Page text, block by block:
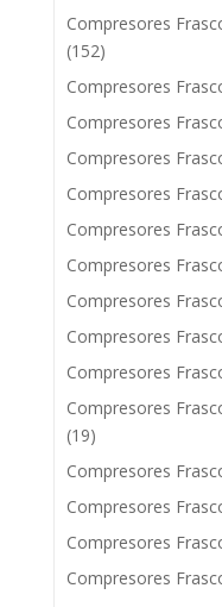
Compresores
(152)
Compresores
Compresores
Compresores
Compresores
Compresores
Compresores
Compresores
Compresores
Compresores
Compresores
(19)
Compresores
Compresores
Compresores
Compresores